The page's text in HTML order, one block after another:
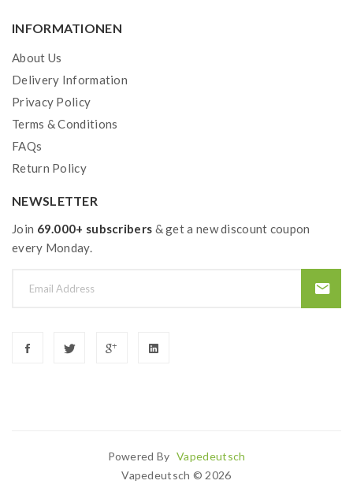
INFORMATIONEN
About Us
Delivery Information
Privacy Policy
Terms & Conditions
FAQs
Return Policy
NEWSLETTER
Join 69.000+ subscribers & get a new discount coupon
every Monday.
Powered By
78 Win Casino Slots Uk
Vapedeutsch
Vapedeutsch © 2026